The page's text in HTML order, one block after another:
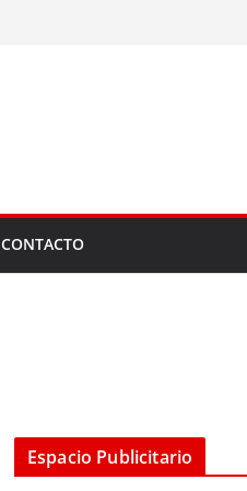
CONTACTO
Espacio Publicitario